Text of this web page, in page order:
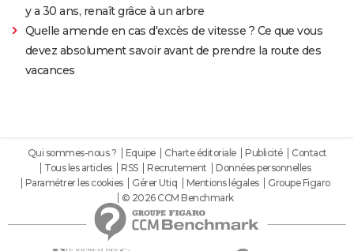
y a 30 ans, renaît grâce à un arbre
Quelle amende en cas d'excès de vitesse ? Ce que vous
devez absolument savoir avant de prendre la route des
vacances
Qui sommes-nous ? Equipe Charte éditoriale Publicité
Contact
Tous les articles
RSS Recrutement
Données personnelles
Paramétrer les cookies
Gérer Utiq Mentions légales
Groupe Figaro
© 2026 CCM Benchmark